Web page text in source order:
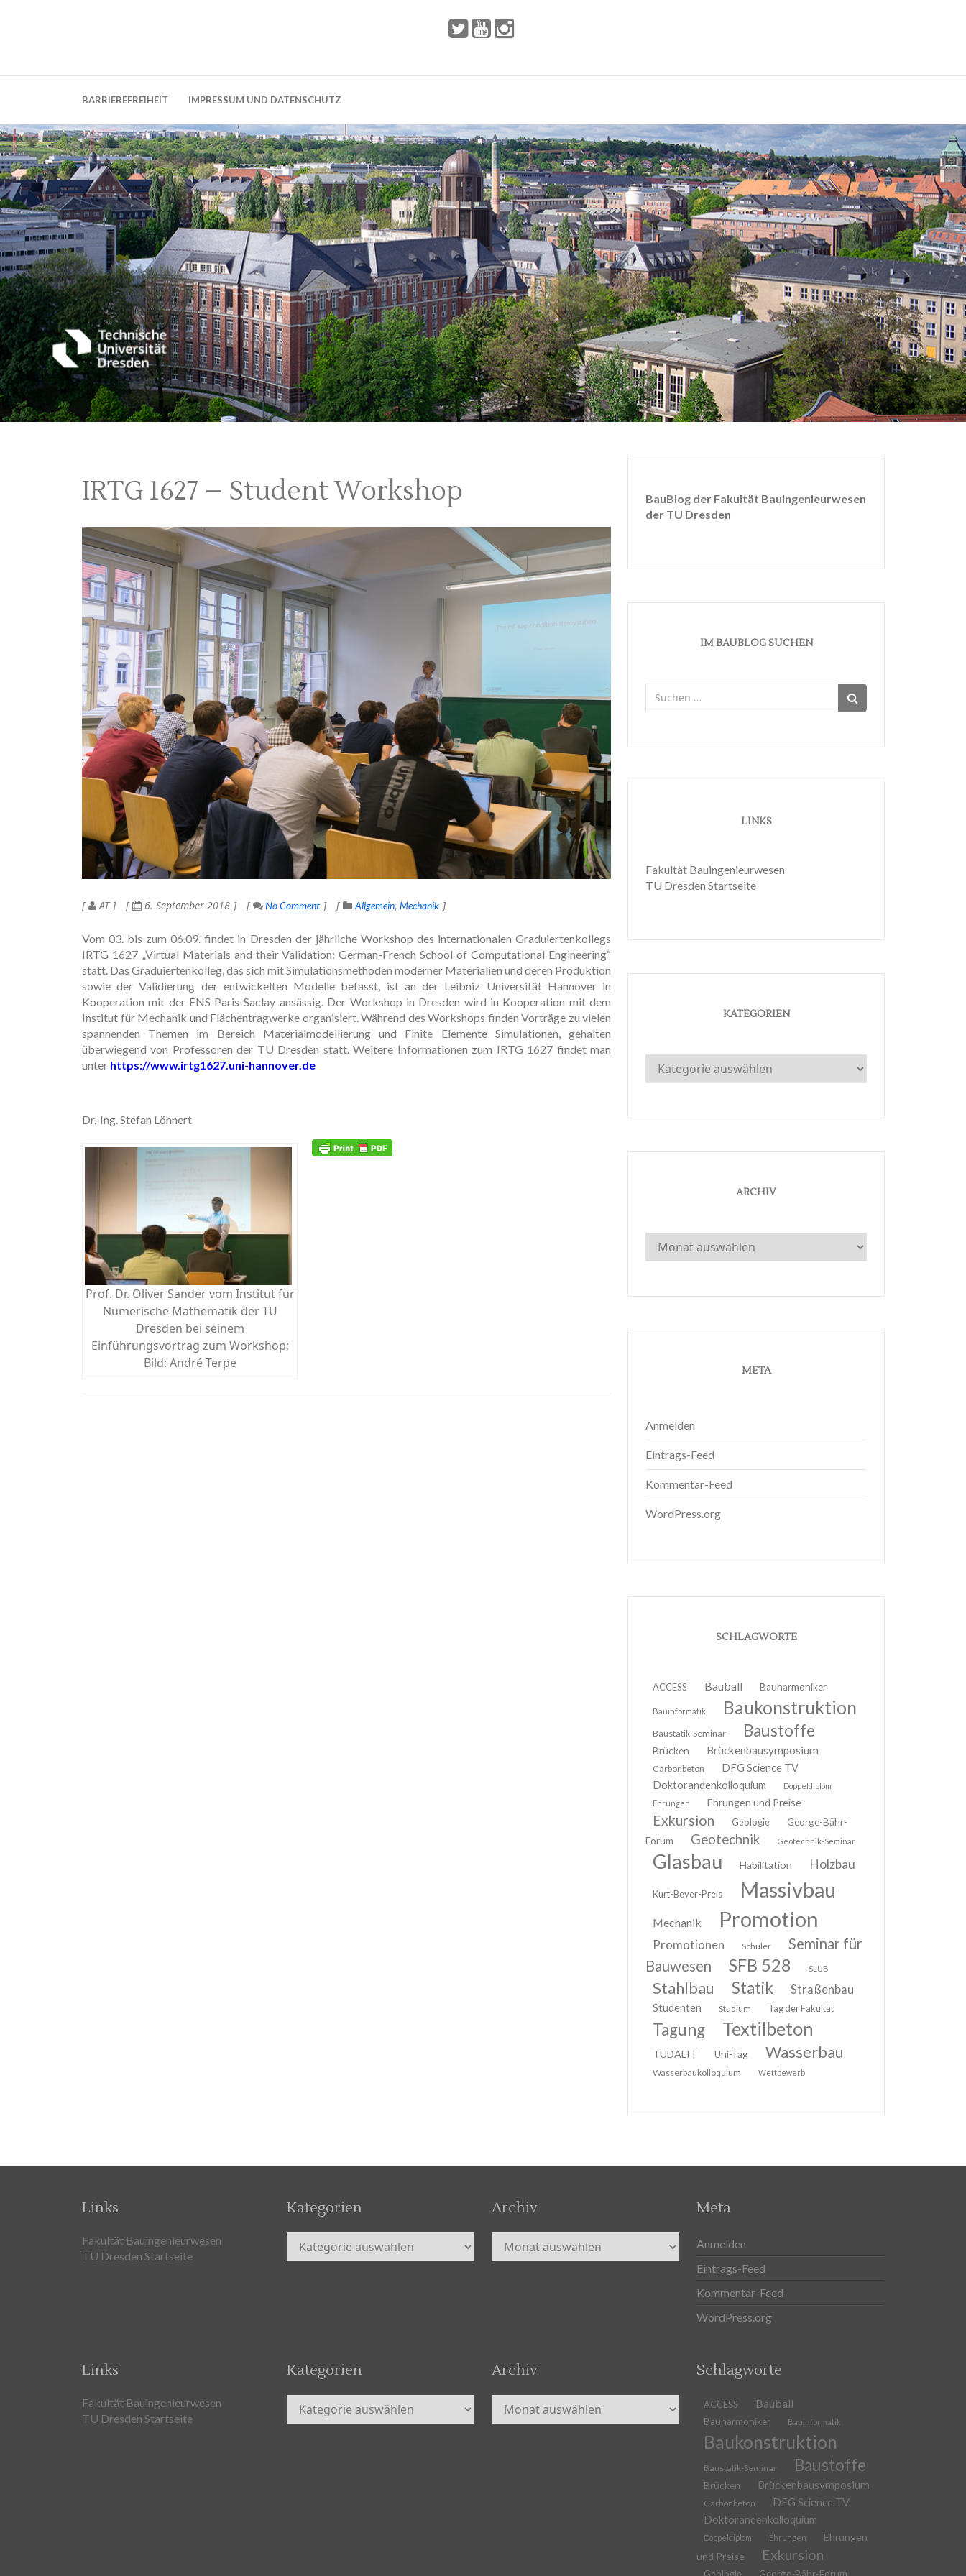
BARRIEREFREIHEIT IMPRESSUM UND DATENSCHUTZ
IRTG 1627 – Student Workshop
AT 6. September 2018 No Comment Allgemein Mechanik
Vom 03. bis zum 06.09. findet in Dresden der jährliche Workshop des internationalen Graduiertenkollegs
IRTG 1627 „Virtual Materials and their Validation: German-French School of Computational Engineering“
statt. Das Graduiertenkolleg, das sich mit Simulationsmethoden moderner Materialien und deren Produktion
sowie der Validierung der entwickelten Modelle befasst, ist an der Leibniz Universität Hannover in
Kooperation mit der ENS Paris-Saclay ansässig. Der Workshop in Dresden wird in Kooperation mit dem
Institut für Mechanik und Flächentragwerke organisiert. Während des Workshops finden Vorträge zu vielen
spannenden Themen im Bereich Materialmodellierung und Finite Elemente Simulationen, gehalten
überwiegend von Professoren der TU Dresden statt. Weitere Informationen zum IRTG 1627 findet man
unter https://www.irtg1627.uni-hannover.de
Dr.-Ing. Stefan Löhnert
Prof. Dr. Oliver Sander vom Institut für
Numerische Mathematik der TU
Dresden bei seinem
Einführungsvortrag zum Workshop;
Bild: André Terpe
BauBlog der Fakultät Bauingenieurwesen
der TU Dresden
IM BAUBLOG SUCHEN
nach:
LINKS
Fakultät Bauingenieurwesen
TU Dresden Startseite
KATEGORIEN
Kategorien
ARCHIV
Archiv
META
Anmelden
Eintrags-Feed
Kommentar-Feed
WordPress.org
SCHLAGWORTE
ACCESS Bauball Bauharmoniker
Bauinformatik Baukonstruktion
Baustatik-Seminar Baustoffe
Brücken Brückenbausymposium
Carbonbeton
DFG Science TV
Doktorandenkolloquium
Doppeldiplom
Ehrungen
Ehrungen und Preise
Exkursion Geologie
George-Bähr-
Forum
Geotechnik Geotechnik-Seminar
Glasbau Habilitation Holzbau
Kurt-Beyer-Preis Massivbau
Mechanik Promotion
Promotionen Schüler
Seminar für
Bauwesen
SFB 528 SLUB
Stahlbau Statik Straßenbau
Studenten Studium Tag der Fakultät
Tagung Textilbeton
TUDALIT Uni-Tag Wasserbau
Wasserbaukolloquium Wettbewerb
Links
Fakultät Bauingenieurwesen
TU Dresden Startseite
Kategorien
Kategorien
Archiv
Archiv
Meta
Anmelden
Eintrags-Feed
Kommentar-Feed
WordPress.org
Links
Fakultät Bauingenieurwesen
TU Dresden Startseite
Kategorien
Kategorien
Archiv
Archiv
Schlagworte
ACCESS Bauball
Bauharmoniker Bauinformatik
Baukonstruktion
Baustatik-Seminar Baustoffe
Brücken Brückenbausymposium
Carbonbeton
DFG Science TV
Doktorandenkolloquium
Doppeldiplom Ehrungen
Ehrungen
und Preise
Exkursion
Geologie George-Bähr-Forum